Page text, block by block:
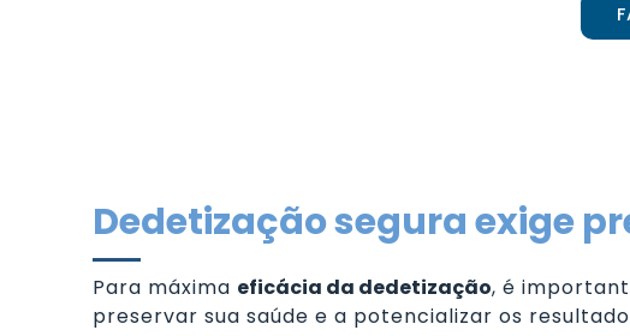
Dedetização segura exige
Para máxima eficácia da dedetização, é
preservar sua saúde e a potencializar os